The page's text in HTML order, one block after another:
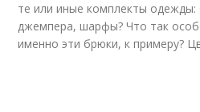
те или иные комплекты
джемпера, шарфы? Что так
именно эти брюки, к примеру?